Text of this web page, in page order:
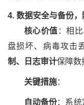
4. 数据安全与备份
核心价值 ：相
盘损坏、病毒攻击
制、日志审计保障数
关键措施：
自动备份：系统